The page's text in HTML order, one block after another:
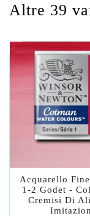
Altre 39
Acquarello
1-2 Godet -
Cremisi Di